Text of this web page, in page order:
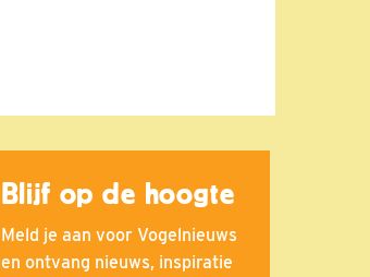
Blijf op de hoogte
Meld je aan voor Vogelnieuws
en ontvang nieuws, inspiratie